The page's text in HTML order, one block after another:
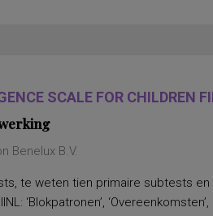
SCALE FOR CHILDREN
Benelux B.V.
te weten tien primaire subtests
‘Blokpatronen’,